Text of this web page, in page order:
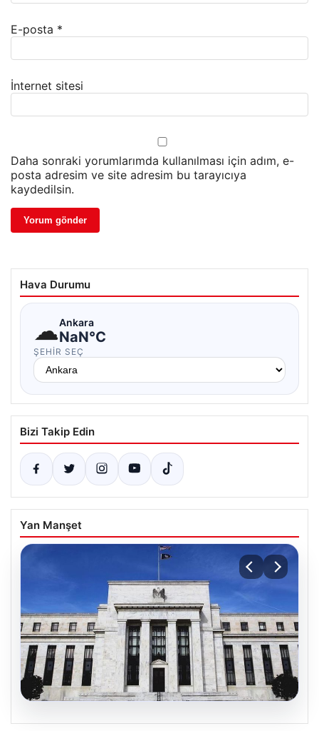
E-posta *
İnternet sitesi
Daha sonraki yorumlarımda kullanılması için adım, e-
posta adresim ve site adresim bu tarayıcıya
kaydedilsin.
Hava Durumu
☁Ankara
NaN°C
ŞEHIR SEÇ
Bizi Takip Edin
Yan Manşet